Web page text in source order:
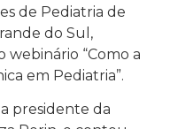
de Pediatria de
do Sul,
webinário “Como a
em Pediatria”.
presidente da